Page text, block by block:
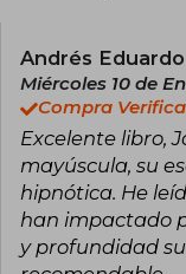
Andrés
Miércoles 10 de
Compra
Excelente libro,
mayúscula, su
hipnótica. He
han impactado
y profundidad